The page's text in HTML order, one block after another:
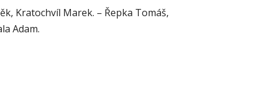
Kratochvíl Marek. – Řepka Tomáš,
Adam.